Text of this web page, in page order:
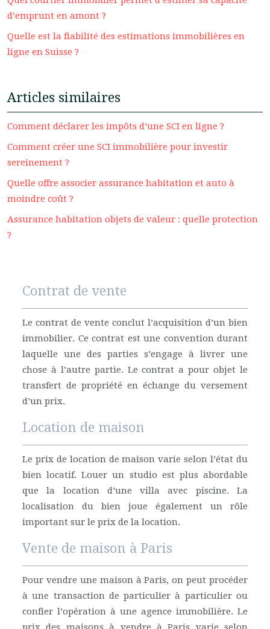
d’emprunt en amont ?
Quelle est la fiabilité des estimations immobilières en
ligne en Suisse ?
Articles similaires
Comment déclarer les impôts d’une SCI en ligne ?
Comment créer une SCI immobilière pour investir
sereinement ?
Quelle offre associer assurance habitation et auto à
moindre coût ?
Assurance habitation objets de valeur : quelle protection
?
Contrat de vente
Le contrat de vente conclut l’acquisition d’un bien
immobilier. Ce contrat est une convention durant
laquelle une des parties s’engage à livrer une
chose à l’autre partie. Le contrat a pour objet le
transfert de propriété en échange du versement
d’un prix.
Location de maison
Le prix de location de maison varie selon l’état du
bien locatif. Louer un studio est plus abordable
que la location d’une villa avec piscine. La
localisation du bien joue également un rôle
important sur le prix de la location.
Vente de maison à Paris
Pour vendre une maison à Paris, on peut procéder
à une transaction de particulier à particulier ou
confier l’opération à une agence immobilière. Le